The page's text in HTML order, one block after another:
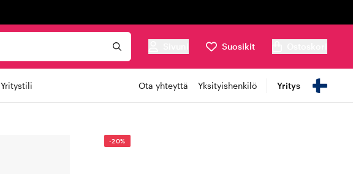
Suosikit
Yritystili Ota yhteyttä Yksityishenkilö Yritys
-20%